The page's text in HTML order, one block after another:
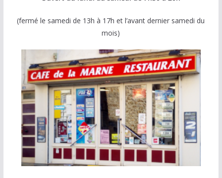
(fermé le samedi de 13h à 17h et l’avant dernier samedi du
mois)